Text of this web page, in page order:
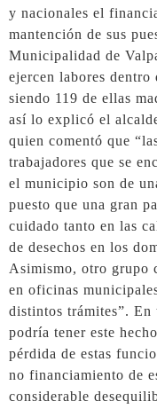
y nacionales el
mantención de sus
Municipalidad de
ejercen labores dentro
siendo 119 de ellas
así lo explicó el
quien comentó que
trabajadores que se
el municipio son de
puesto que una gran
cuidado tanto en las
de desechos en los
Asimismo, otro grupo
en oficinas
distintos trámites”. En
podría tener este
pérdida de estas
no financiamiento de
considerable